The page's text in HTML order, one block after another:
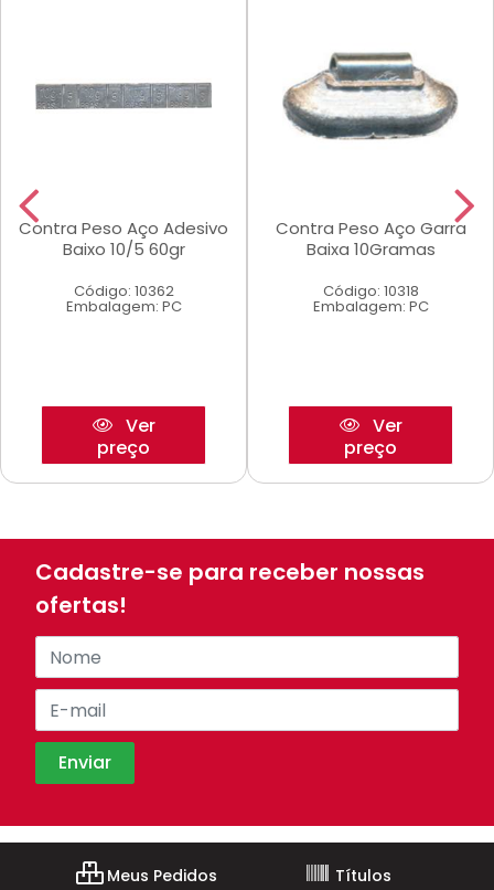
Contra Peso Aço Adesivo
Baixo 10/5 60gr
Código: 10362
Embalagem: PC
Ver
preço
Contra Peso Aço Garra
Baixa 10Gramas
Código: 10318
Embalagem: PC
Ver
preço
Cadastre-se para receber nossas
ofertas!
Meus Pedidos
Títulos